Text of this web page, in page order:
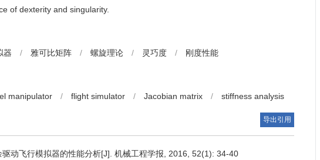
of dexterity and singularity.
器 / 雅可比矩阵 / 螺旋理论 / 灵巧度 / 刚度性能
manipulator / flight simulator / Jacobian matrix / stiffness analysis
导出引用
驱动飞行模拟器的性能分析[J]. 机械工程学报, 2016, 52(1): 34-40